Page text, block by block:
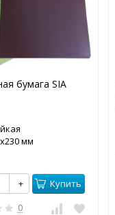
бумага SIA
мм
+ Купить
0